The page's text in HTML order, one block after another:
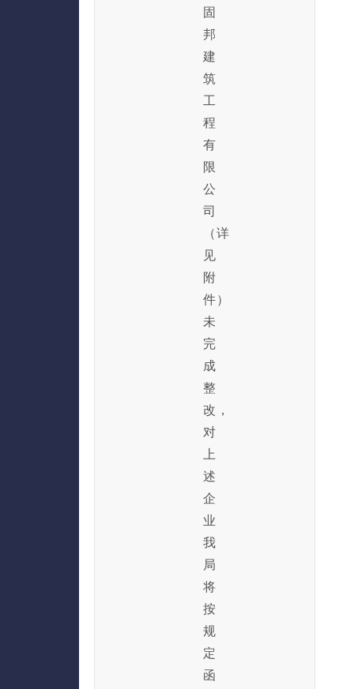
固
邦
建
筑
工
程
有
限
公
司
（详
见
附
件）
未
完
成
整
改，
对
上
述
企
业
我
局
将
按
规
定
函